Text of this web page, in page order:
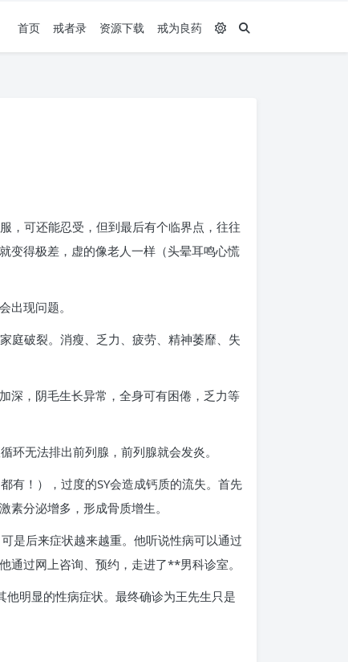
首页 戒者录 资源下载 戒为良药
，可还能忍受，但到最后有个临界点，往往
变得极差，虚的像老人一样（头晕耳鸣心慌
出现问题。
庭破裂。消瘦、乏力、疲劳、精神萎靡、失
深，阴毛生长异常，全身可有困倦，乏力等
环无法排出前列腺，前列腺就会发炎。
有！），过度的SY会造成钙质的流失。首先
分泌增多，形成骨质增生。
是后来症状越来越重。他听说性病可以通过
过网上咨询、预约，走进了**男科诊室。
明显的性病症状。最终确诊为王先生只是